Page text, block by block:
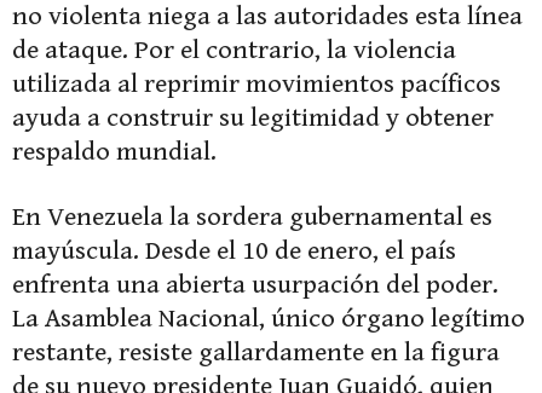
no violenta niega a las autoridades esta línea
de ataque. Por el contrario, la violencia
utilizada al reprimir movimientos pacíficos
ayuda a construir su legitimidad y obtener
respaldo mundial.
En Venezuela la sordera gubernamental es
mayúscula. Desde el 10 de enero, el país
enfrenta una abierta usurpación del poder.
La Asamblea Nacional, único órgano legítimo
restante, resiste gallardamente en la figura
de su nuevo presidente Juan Guaidó, quien